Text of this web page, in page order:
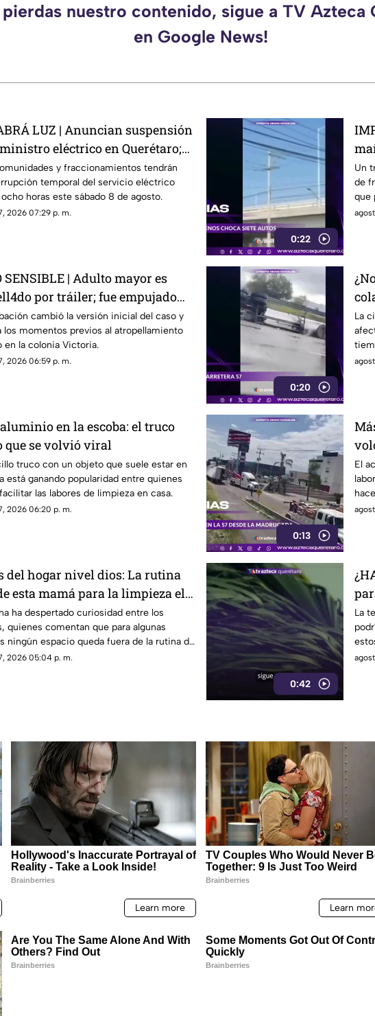
pierdas nuestro contenido, sigue a TV Azteca
en Google News!
LUZ | Anuncian suspensión
eléctrico en Querétaro;
las zonas afectadas
y fraccionamientos tendrán
temporal del servicio eléctrico
horas este sábado 8 de agosto.
2026 07:29 p. m.
0:22
Un
de
que
SENSIBLE | Adulto mayor es
por tráiler; fue empujado
m0rir
cambió la versión inicial del caso y
los momentos previos al atropellamiento
en la colonia Victoria.
2026 06:59 p. m.
0:20
La
en la escoba: el truco
que se volvió viral
truco con un objeto que suele estar en
está ganando popularidad entre quienes
las labores de limpieza en casa.
2026 06:20 p. m.
0:13
El
57.
del hogar nivel dios: La rutina
esta mamá para la limpieza el
ha despertado curiosidad entre los
quienes comentan que para algunas
ningún espacio queda fuera de la rutina de
2026 05:04 p. m.
0:42
La